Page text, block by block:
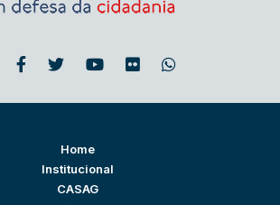
Home
Institucional
CASAG